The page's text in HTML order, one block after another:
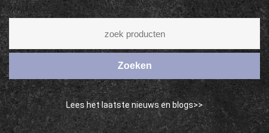
Zoeken
Lees het laatste nieuws en blogs>>